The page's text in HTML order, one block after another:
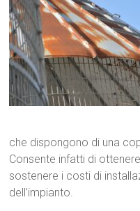
che dispongono di una
Consente infatti di
sostenere i costi di
dell’impianto.